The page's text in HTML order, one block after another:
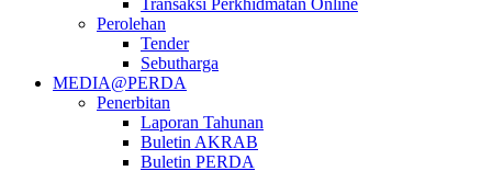
Perolehan
Tender
Sebutharga
MEDIA@PERDA
Penerbitan
Laporan Tahunan
Buletin AKRAB
Buletin PERDA